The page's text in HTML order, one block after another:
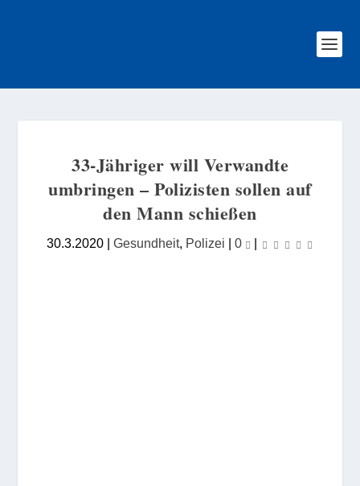
33-Jähriger will Verwandte
umbringen – Polizisten sollen auf
den Mann schießen
30.3.2020 | Gesundheit, Polizei | 0 |